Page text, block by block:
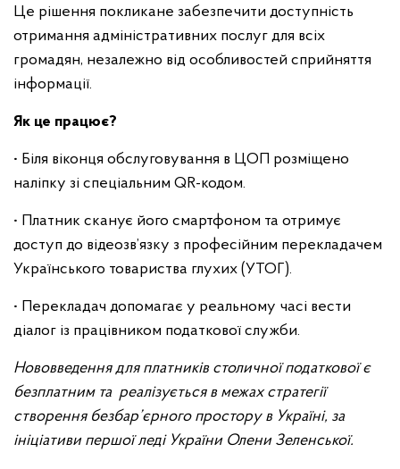
Це рішення покликане забезпечити доступність
отримання адміністративних послуг для всіх
громадян, незалежно від особливостей сприйняття
інформації.
Як це працює?
• Біля віконця обслуговування в ЦОП розміщено
наліпку зі спеціальним QR-кодом.
• Платник сканує його смартфоном та отримує
доступ до відеозв’язку з професійним перекладачем
Українського товариства глухих (УТОГ).
• Перекладач допомагає у реальному часі вести
діалог із працівником податкової служби.
Нововведення для платників столичної податкової є
безплатним та реалізується в межах стратегії
створення безбар’єрного простору в Україні, за
ініціативи першої леді України Олени Зеленської.